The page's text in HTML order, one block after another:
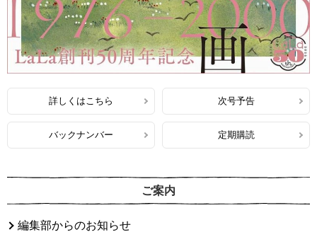
詳しくはこちら 次号予告
バックナンバー 定期購読
ご案内
編集部からのお知らせ